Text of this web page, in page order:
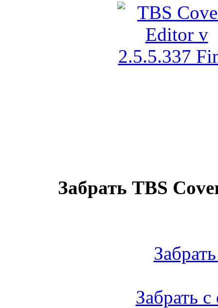
Забрать TBS
Забрать